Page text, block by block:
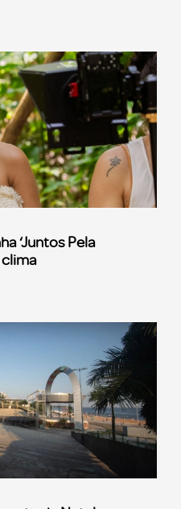
‘Juntos Pela
clima